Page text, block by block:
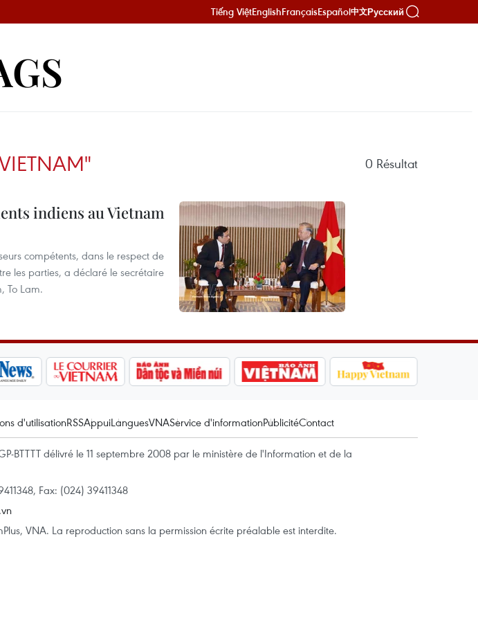
Tiếng ViệtEnglishFrançaisEspañol中文Русский
0 Résultat
indiens au Vietnam
compétents, dans le respect de
les parties, a déclaré le secrétaire
To Lam.
d'utilisationRSSAppuiLanguesVNAService d'informationPublicitéContact
BTTTT délivré le 11 septembre 2008 par le ministère de l'Information et de la
Fax: (024) 39411348
VNA. La reproduction sans la permission écrite préalable est interdite.